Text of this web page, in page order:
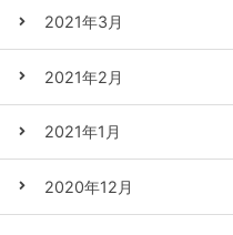
2021年3月
2021年2月
2021年1月
2020年12月